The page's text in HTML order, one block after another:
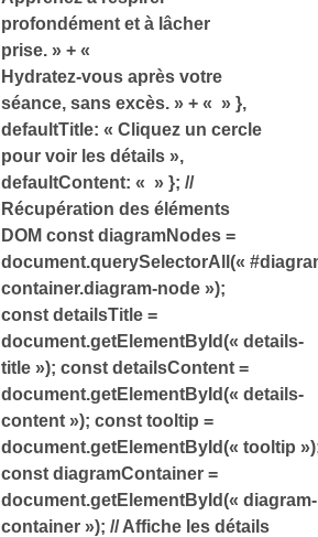
profondément et à lâcher
prise. » + «
Hydratez-vous après votre
séance, sans excès. » + « » },
defaultTitle: « Cliquez un cercle
pour voir les détails »,
defaultContent: « » }; //
Récupération des éléments
DOM const diagramNodes =
document.querySelectorAll(«
container.diagram-node »);
const detailsTitle =
document.getElementById(« details-
title »); const detailsContent =
document.getElementById(« details-
content »); const tooltip =
document.getElementById(« tooltip
const diagramContainer =
document.getElementById(« diagram-
container »); // Affiche les détails